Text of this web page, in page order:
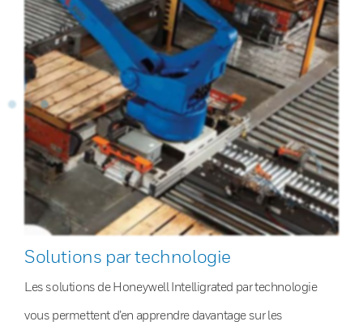
Solutions par technologie
Les solutions de Honeywell Intelligrated par technologie
vous permettent d’en apprendre davantage sur les